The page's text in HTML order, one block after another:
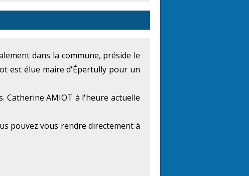
dans la commune, préside le
est élue maire d'Épertully pour un
Catherine AMIOT à l'heure actuelle
pouvez vous rendre directement à